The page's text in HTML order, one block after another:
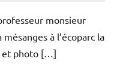
monsieur
à l’écoparc la
et photo […]